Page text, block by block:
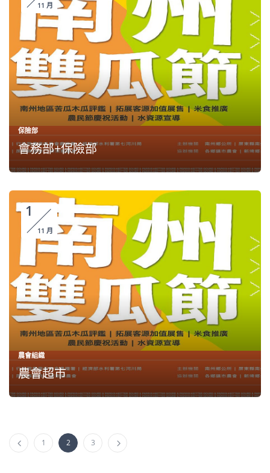
11 月
保險部
會務部+保險部
1
11 月
農會組織
農會超市
1 2 3